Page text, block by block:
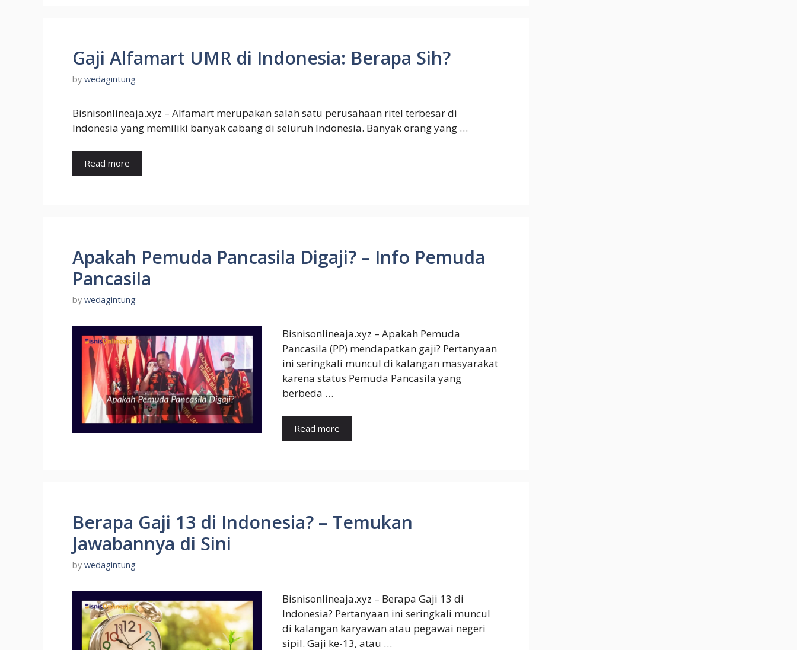
Gaji Alfamart UMR di Indonesia: Berapa Sih?
by wedagintung
Bisnisonlineaja.xyz – Alfamart merupakan salah satu perusahaan ritel terbesar di
Indonesia yang memiliki banyak cabang di seluruh Indonesia. Banyak orang yang …
Read more
Apakah Pemuda Pancasila Digaji? – Info Pemuda
Pancasila
by wedagintung
Bisnisonlineaja.xyz – Apakah Pemuda
Pancasila (PP) mendapatkan gaji? Pertanyaan
ini seringkali muncul di kalangan masyarakat
karena status Pemuda Pancasila yang
berbeda …
Read more
Berapa Gaji 13 di Indonesia? – Temukan
Jawabannya di Sini
by wedagintung
Bisnisonlineaja.xyz – Berapa Gaji 13 di
Indonesia? Pertanyaan ini seringkali muncul
di kalangan karyawan atau pegawai negeri
sipil. Gaji ke-13, atau …